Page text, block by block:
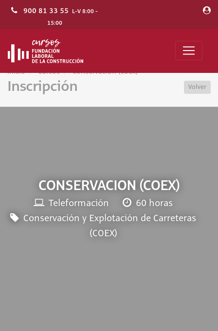
900 81 33 55 L-V 8:00 -
15:00
Inicio Cursos Conservacion (coex)
Inscripción Volver
CONSERVACION (COEX)
Teleformación
60 horas
Conservación y Explotación de Carreteras
(COEX)